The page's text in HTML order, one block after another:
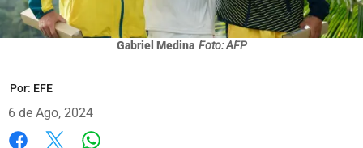
Gabriel Medina Foto: AFP
Por: EFE
6 de Ago, 2024